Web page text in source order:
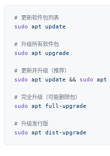
sudo apt
sudo apt
sudo apt update && sudo apt
sudo apt
sudo apt